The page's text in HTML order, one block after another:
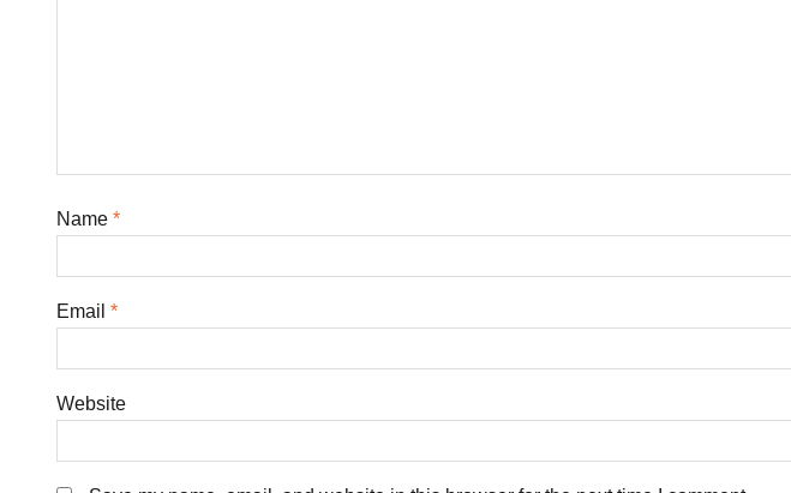
Name *
Email *
Website